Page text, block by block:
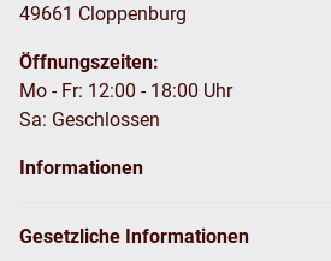
49661 Cloppenburg
Öffnungszeiten:
Mo - Fr: 12:00 - 18:00 Uhr
Sa: Geschlossen
Informationen
Gesetzliche Informationen